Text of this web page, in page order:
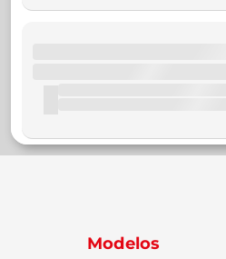
Modelos